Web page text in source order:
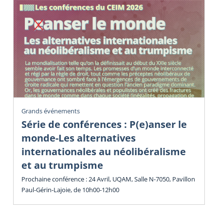
Grands événements
Série de conférences : P(e)anser le
monde-Les alternatives
internationales au néolibéralisme
et au trumpisme
Prochaine conférence : 24 Avril, UQAM, Salle N-7050, Pavillon
Paul-Gérin-Lajoie, de 10h00-12h00